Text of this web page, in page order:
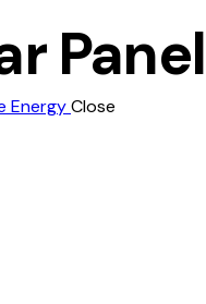
EnergyClose